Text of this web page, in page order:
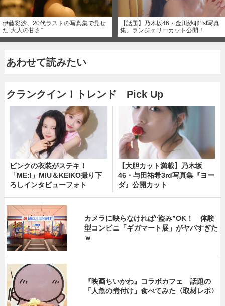
伊藤彩沙、20代ラストの写真集で見せ
た“大人の甘さ”
【話題】乃木坂46・金川紗耶1st写真
集、ランジェリーカット公開！
あわせて読みたい
クランクイン！トレンド Pick Up
ピンクの衣装がステキ！
「ME:I」MIU＆KEIKO撮り下
ろしインタビューフォト
【大胆カット満載】乃木坂
46・与田祐希3rd写真集『ヨー
ダ』公開カット
カメラに映らなければ“盗み”OK！ 体験
型コンビニ「ギガマート展」がヤバすぎた
ｗ
『映画ちいかわ』コラボカフェ 話題の
「人魚の煮付け」食べてみた〈取材レポ〉